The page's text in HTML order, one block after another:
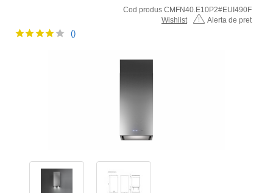
Cod produs CMFN40.E10P2#EUI490F
Wishlist
Alerta de pret
()